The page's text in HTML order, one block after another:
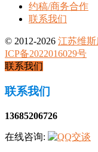
约稿/商务合作
联系我们
© 2012-2026 江苏维斯
ICP备2022016029号
联系我们
联系我们
13685206726
在线咨询: